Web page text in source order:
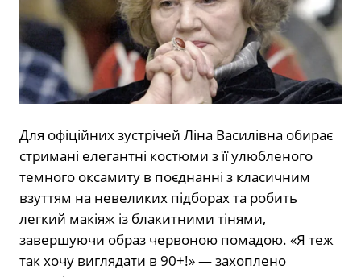
Для офіційних зустрічей Ліна Василівна обирає
стримані елегантні костюми з її улюбленого
темного оксамиту в поєднанні з класичним
взуттям на невеликих підборах та робить
легкий макіяж із блакитними тінями,
завершуючи образ червоною помадою. «Я теж
так хочу виглядати в 90+!» — захоплено